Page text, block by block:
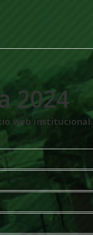
2024
web institucional.